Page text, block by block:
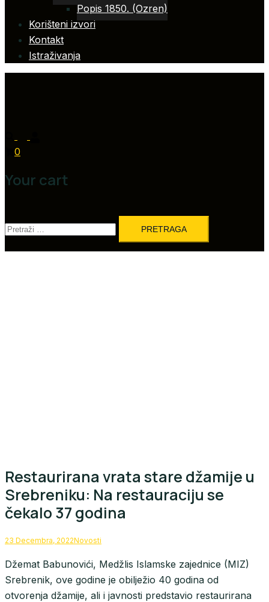
Popis 1850. (Ozren)
Korišteni izvori
Kontakt
Istraživanja
0
Your cart
Pretraga:
Restaurirana vrata stare džamije u
Srebreniku: Na restauraciju se
čekalo 37 godina
23 Decembra, 2022Novosti
Džemat Babunovići, Medžlis Islamske zajednice (MIZ)
Srebrenik, ove godine je obilježio 40 godina od
otvorenja džamije, ali i javnosti predstavio restaurirana